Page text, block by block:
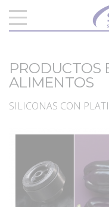
PRODUCTOS
ALIMENTOS
SILICONAS CON